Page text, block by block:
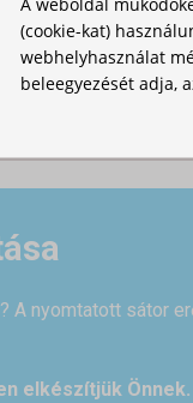
, 4x4
A nyomtatott sátor
elkészítjük Önnek.
(cookie-kat)
webhelyhasználat
beleegyezését adja,